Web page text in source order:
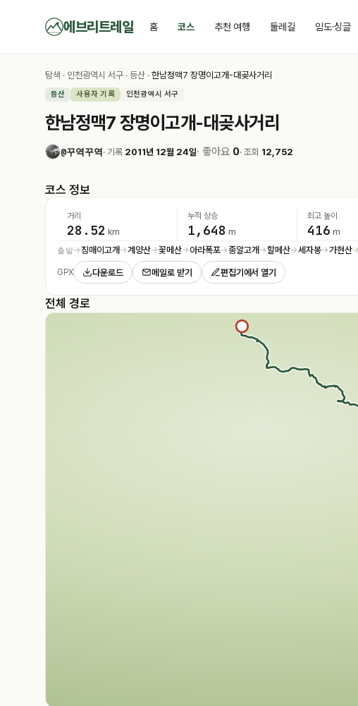
에브리트레일 홈 코스 추천 여행 둘레길 임도·싱글
탐색 · 인천광역시 서구 · 등산 · 한남정맥7 장명이고개-대곶사거리
등산 사용자 기록 인천광역시 서구
한남정맥7 장명이고개-대곶사거리
@꾸역꾸역· 기록 2011년 12월 24일· 좋아요 0· 조회 12,752
코스 정보
거리
28.52 km
누적 상승
1,648 m
최고 높이
416 m
출발→징매이고개 →계양산→꽃메산→아라폭포→종알고개 →할메산→세자봉→가현산
GPX 다운로드 메일로 받기 편집기에서 열기
전체 경로